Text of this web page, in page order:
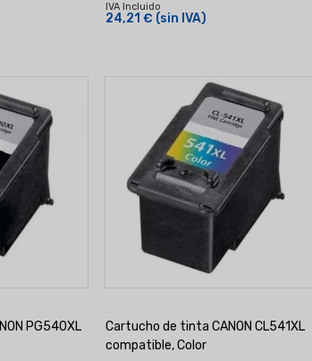
IVA Incluido
24,21 € (sin IVA)
PG540XL
Cartucho de tinta CANON CL541XL
compatible, Color